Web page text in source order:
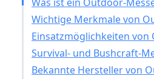
Wichtige Merkmale von
Einsatzmöglichkeiten
Survival- und Bushcraft-
Bekannte Hersteller von